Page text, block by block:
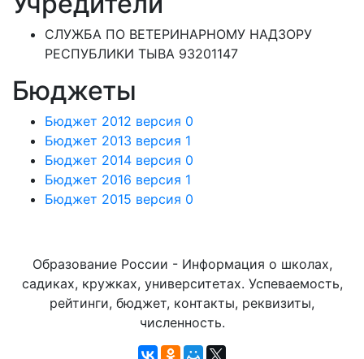
СЛУЖБА ПО ВЕТЕРИНАРНОМУ НАДЗОРУ
РЕСПУБЛИКИ ТЫВА 93201147
Бюджеты
Бюджет 2012 версия 0
Бюджет 2013 версия 1
Бюджет 2014 версия 0
Бюджет 2016 версия 1
Бюджет 2015 версия 0
Образование России - Информация о школах,
садиках, кружках, университетах. Успеваемость,
рейтинги, бюджет, контакты, реквизиты,
численность.